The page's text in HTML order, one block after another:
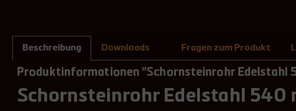
Beschreibung Downloads Fragen zum Produkt
Produktinformationen "Schornsteinrohr Edelstahl
Schornsteinrohr Edelstahl 540